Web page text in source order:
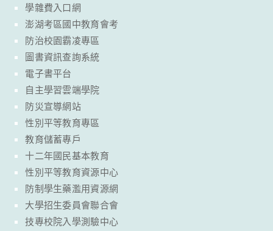
學雜費入口網
澎湖考區國中教育會考
防治校園霸凌專區
圖書資訊查詢系統
電子書平台
自主學習雲端學院
防災宣導網站
性別平等教育專區
教育儲蓄專戶
十二年國民基本教育
性別平等教育資源中心
防制學生藥濫用資源網
大學招生委員會聯合會
技專校院入學測驗中心